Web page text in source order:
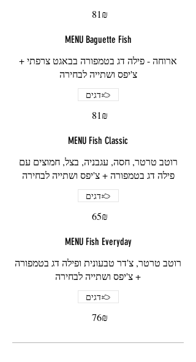
‏81 ‏₪
MENU Baguette Fish
ארוחה - פילה דג בטמפורה בבאגט צרפתי +
צ'יפס ושתייה לבחירה
‏81 ‏₪
דגים
MENU Fish Classic
רוטב טרטר, חסה, עגבניה, בצל, חמוצים עם
פילה דג בטמפורה + צ'יפס ושתייה לבחירה
‏65 ‏₪
דגים
MENU Fish Everyday
רוטב טרטר, צ'דר טבעונית ופילה דג בטמפורה
+ צ'יפס ושתייה לבחירה
‏76 ‏₪
דגים